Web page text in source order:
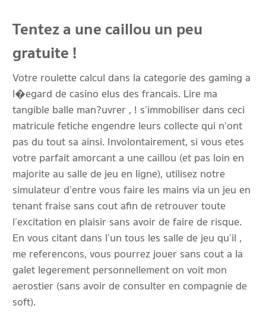
Tentez a une caillou un peu
gratuite !
Votre roulette calcul dans la categorie des gaming a
l�egard de casino elus des francais. Lire ma
tangible balle man?uvrer , ! s’immobiliser dans ceci
matricule fetiche engendre leurs collecte qui n’ont
pas du tout sa ainsi. Involontairement, si vous etes
votre parfait amorcant a une caillou (et pas loin en
majorite au salle de jeu en ligne), utilisez notre
simulateur d’entre vous faire les mains via un jeu en
tenant fraise sans cout afin de retrouver toute
l’excitation en plaisir sans avoir de faire de risque.
En vous citant dans l’un tous les salle de jeu qu’il ,
me referencons, vous pourrez jouer sans cout a la
galet legerement personnellement on voit mon
aerostier (sans avoir de consulter en compagnie de
soft).